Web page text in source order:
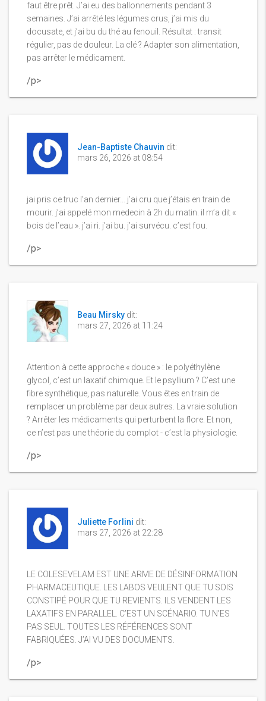
faut être prêt. J’ai eu des ballonnements pendant 3
semaines. J’ai arrêté les légumes crus, j’ai mis du
docusate, et j’ai bu du thé au fenouil. Résultat : transit
régulier, pas de douleur. La clé ? Adapter son alimentation,
pas arrêter le médicament.
/p>
Jean-Baptiste Chauvin dit:
mars 26, 2026 at 08:54
jai pris ce truc l’an dernier… j’ai cru que j’étais en train de
mourir. j’ai appelé mon medecin à 2h du matin. il m’a dit «
bois de l’eau ». j’ai ri. j’ai bu. j’ai survécu. c’est fou.
/p>
Beau Mirsky dit:
mars 27, 2026 at 11:24
Attention à cette approche « douce » : le polyéthylène
glycol, c’est un laxatif chimique. Et le psyllium ? C’est une
fibre synthétique, pas naturelle. Vous êtes en train de
remplacer un problème par deux autres. La vraie solution
? Arrêter les médicaments qui perturbent la flore. Et non,
ce n’est pas une théorie du complot - c’est la physiologie.
/p>
Juliette Forlini dit:
mars 27, 2026 at 22:28
LE COLESEVELAM EST UNE ARME DE DÉSINFORMATION
PHARMACEUTIQUE. LES LABOS VEULENT QUE TU SOIS
CONSTIPÉ POUR QUE TU REVIENTS. ILS VENDENT LES
LAXATIFS EN PARALLEL. C’EST UN SCÉNARIO. TU N’ES
PAS SEUL. TOUTES LES RÉFÉRENCES SONT
FABRIQUÉES. J’AI VU DES DOCUMENTS.
/p>